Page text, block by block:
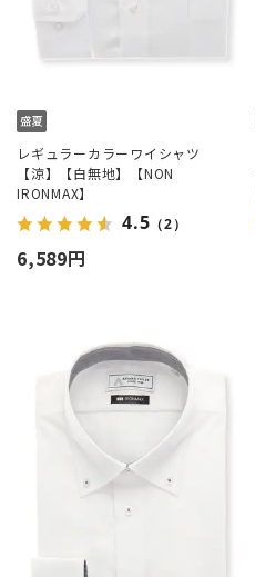
レギュラーカラーワイシャツ
【涼】【白無地】【NON
IRONMAX】
4.5 （2）
6,589円